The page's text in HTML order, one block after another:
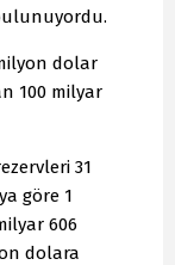
dolar
100 milyar
31
göre 1
606
dolara